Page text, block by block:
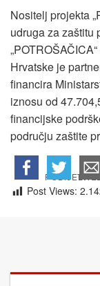
Nositelj projekta
udruga za zaštitu
Hrvatske je
financira
iznosu od
financijske
području zaštite
Post Views: